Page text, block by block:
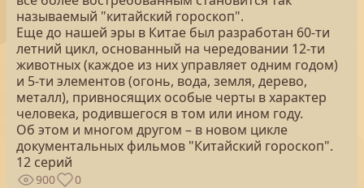
называемый "китайский гороскоп".
Еще до нашей эры в Китае был разработан 60-ти
летний цикл, основанный на чередовании 12-ти
животных (каждое из них управляет одним годом)
и 5-ти элементов (огонь, вода, земля, дерево,
металл), привносящих особые черты в характер
человека, родившегося в том или ином году.
Об этом и многом другом – в новом цикле
документальных фильмов "Китайский гороскоп".
12 серий
900 0